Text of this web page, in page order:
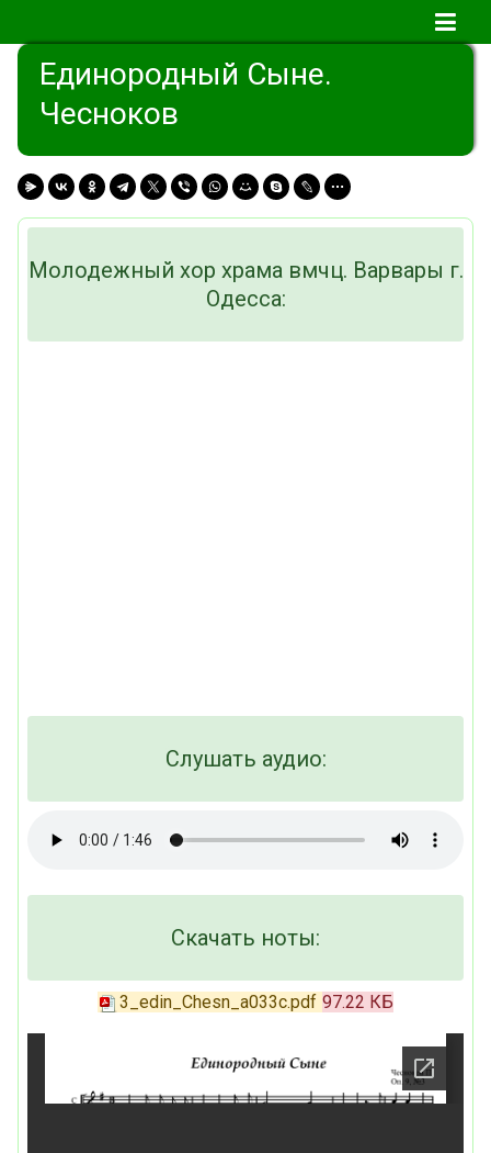
Единородный Сыне.
Чесноков
Молодежный хор храма вмчц. Варвары г.
Одесса:
Слушать аудио:
Скачать ноты:
3_edin_Chesn_a033c.pdf 97.22 КБ